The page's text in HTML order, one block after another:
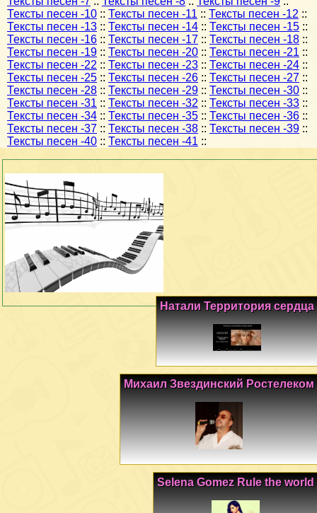
Тексты песен -10 :: Тексты песен -11 :: Тексты песен -12 ::
Тексты песен -13 :: Тексты песен -14 :: Тексты песен -15 ::
Тексты песен -16 :: Тексты песен -17 :: Тексты песен -18 ::
Тексты песен -19 :: Тексты песен -20 :: Тексты песен -21 ::
Тексты песен -22 :: Тексты песен -23 :: Тексты песен -24 ::
Тексты песен -25 :: Тексты песен -26 :: Тексты песен -27 ::
Тексты песен -28 :: Тексты песен -29 :: Тексты песен -30 ::
Тексты песен -31 :: Тексты песен -32 :: Тексты песен -33 ::
Тексты песен -34 :: Тексты песен -35 :: Тексты песен -36 ::
Тексты песен -37 :: Тексты песен -38 :: Тексты песен -39 ::
Тексты песен -40 :: Тексты песен -41 ::
Натали Территория сердца
Михаил Звездинский Ростелеком
Selena Gomez Rule the world